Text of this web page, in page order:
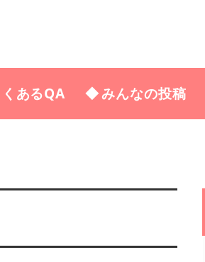
あるQA みんなの投稿